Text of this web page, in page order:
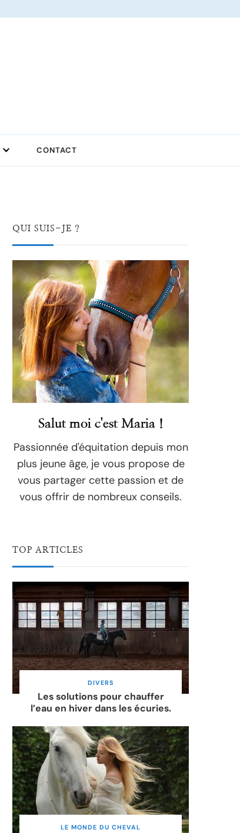
CONTACT
QUI SUIS-JE ?
Salut moi c'est Maria !
Passionnée d'équitation depuis mon
plus jeune âge, je vous propose de
vous partager cette passion et de
vous offrir de nombreux conseils.
TOP ARTICLES
DIVERS
Les solutions pour chauffer
l’eau en hiver dans les écuries.
LE MONDE DU CHEVAL